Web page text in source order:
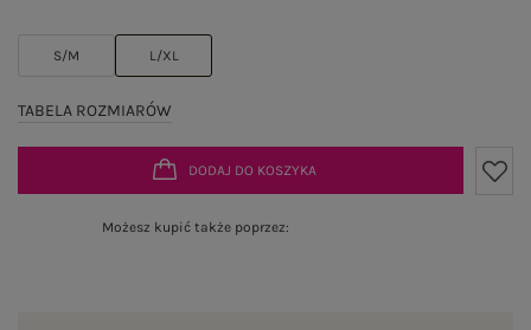
S/M L/XL
TABELA ROZMIARÓW
DODAJ DO KOSZYKA
Możesz kupić także poprzez: